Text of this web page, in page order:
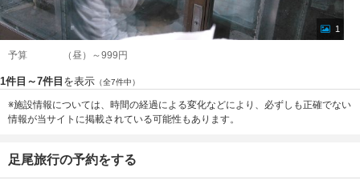
1
予算 （昼）～999円
1件目～7件目 を表示 （全7件中）
※施設情報については、時間の経過による変化などにより、必ずしも正確でない
情報が当サイトに掲載されている可能性もあります。
足尾旅行の予約をする